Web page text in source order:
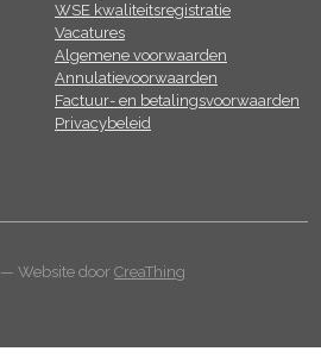
WSE kwaliteitsregistratie
Vacatures
Algemene voorwaarden
Annulatievoorwaarden
Factuur- en betalingsvoorwaarden
Privacybeleid
— Website doorCreaThing